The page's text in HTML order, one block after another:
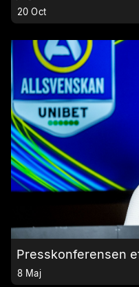
20 Oct
Presskonferensen
8 Maj